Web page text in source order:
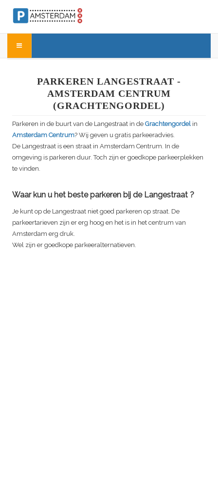
PARKEREN LANGESTRAAT -
AMSTERDAM CENTRUM
(GRACHTENGORDEL)
Parkeren in de buurt van de Langestraat in de Grachtengordel in
Amsterdam Centrum? Wij geven u gratis parkeeradvies.
De Langestraat is een straat in Amsterdam Centrum. In de
omgeving is parkeren duur. Toch zijn er goedkope parkeerplekken
te vinden.
Waar kun u het beste parkeren bij de Langestraat ?
Je kunt op de Langestraat niet goed parkeren op straat. De
parkeertarieven zijn er erg hoog en het is in het centrum van
Amsterdam erg druk.
Wel zijn er goedkope parkeeralternatieven.